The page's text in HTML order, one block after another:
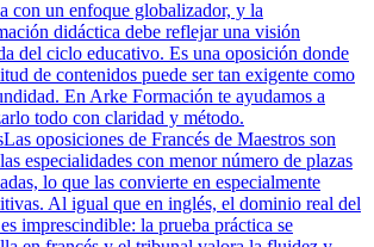
con un enfoque globalizador, y la
didáctica debe reflejar una visión
del ciclo educativo. Es una oposición donde
de contenidos puede ser tan exigente como
En Arke Formación te ayudamos a
todo con claridad y método.
Las oposiciones de Francés de Maestros son
especialidades con menor número de plazas
lo que las convierte en especialmente
Al igual que en inglés, el dominio real del
imprescindible: la prueba práctica se